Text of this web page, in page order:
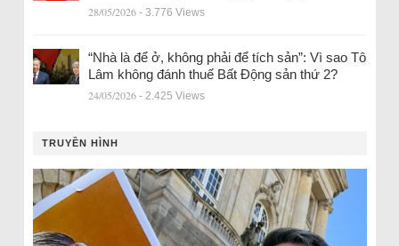
28/05/2026 - 3.776 Views
“Nhà là để ở, không phải để tích sản”: Vì sao Tô
Lâm không đánh thuế Bất Động sản thứ 2?
24/05/2026 - 2.425 Views
TRUYỀN HÌNH